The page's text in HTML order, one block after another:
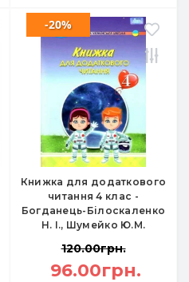
Книжка для додаткового
читання 4 клас -
Богданець-Білоскаленко
Н. І., Шумейко Ю.М.
-20%
120.00грн.
96.00грн.